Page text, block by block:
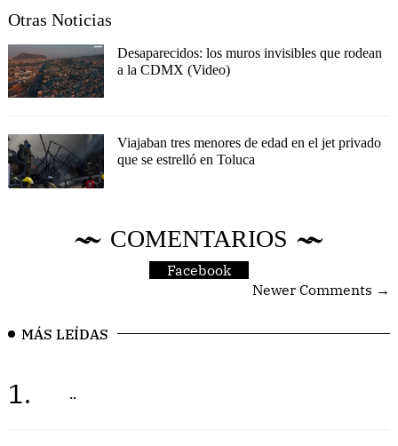
Otras Noticias
Desaparecidos: los muros invisibles que rodean
a la CDMX (Video)
Viajaban tres menores de edad en el jet privado
que se estrelló en Toluca
COMENTARIOS
Facebook
Newer Comments →
MÁS LEÍDAS
1. ..